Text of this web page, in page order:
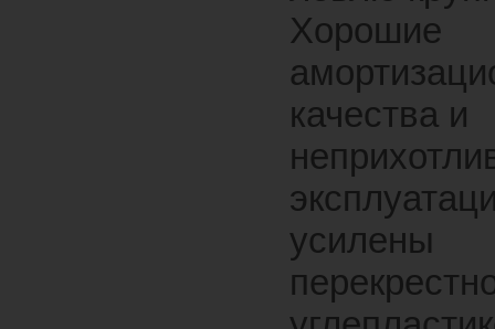
Хорошие
качества и
усилены